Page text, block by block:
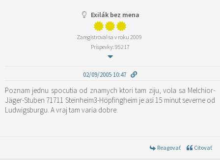
Exilák bez mena
Zaregistroval sa v roku 2009
Príspevky: 95217
02/09/2005 10:47
Poznam jednu spocutia od znamych ktori tam ziju, vola sa Melchior-
Jäger-Stuben 71711 Steinheim3-Höpfingheim je asi 15 minut severne od
Ludwigsburgu. A vraj tam varia dobre.
Reagovať Citovať